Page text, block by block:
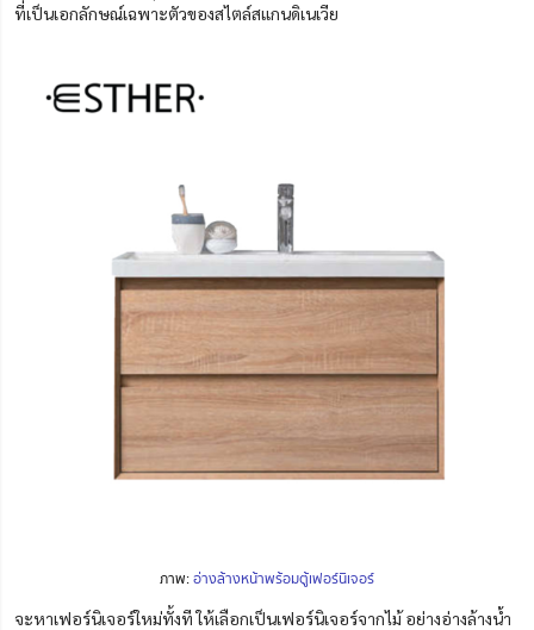
ที่เป็นเอกลักษณ์เฉพาะตัวของสไตล์สแกนดิเนเวีย
ภาพ:อ่างล้างหน้าพร้อมตู้เฟอร์นิเจอร์
จะหาเฟอร์นิเจอร์ใหม่ทั้งที ให้เลือกเป็นเฟอร์นิเจอร์จากไม้ อย่างอ่างล้างน้ำ